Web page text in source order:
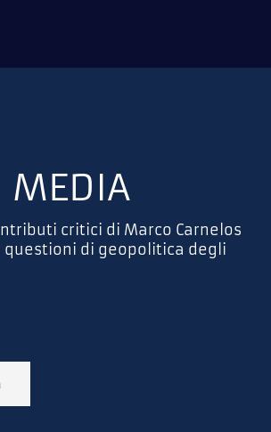
MEDIA
critici di Marco Carnelos
questioni di geopolitica degli